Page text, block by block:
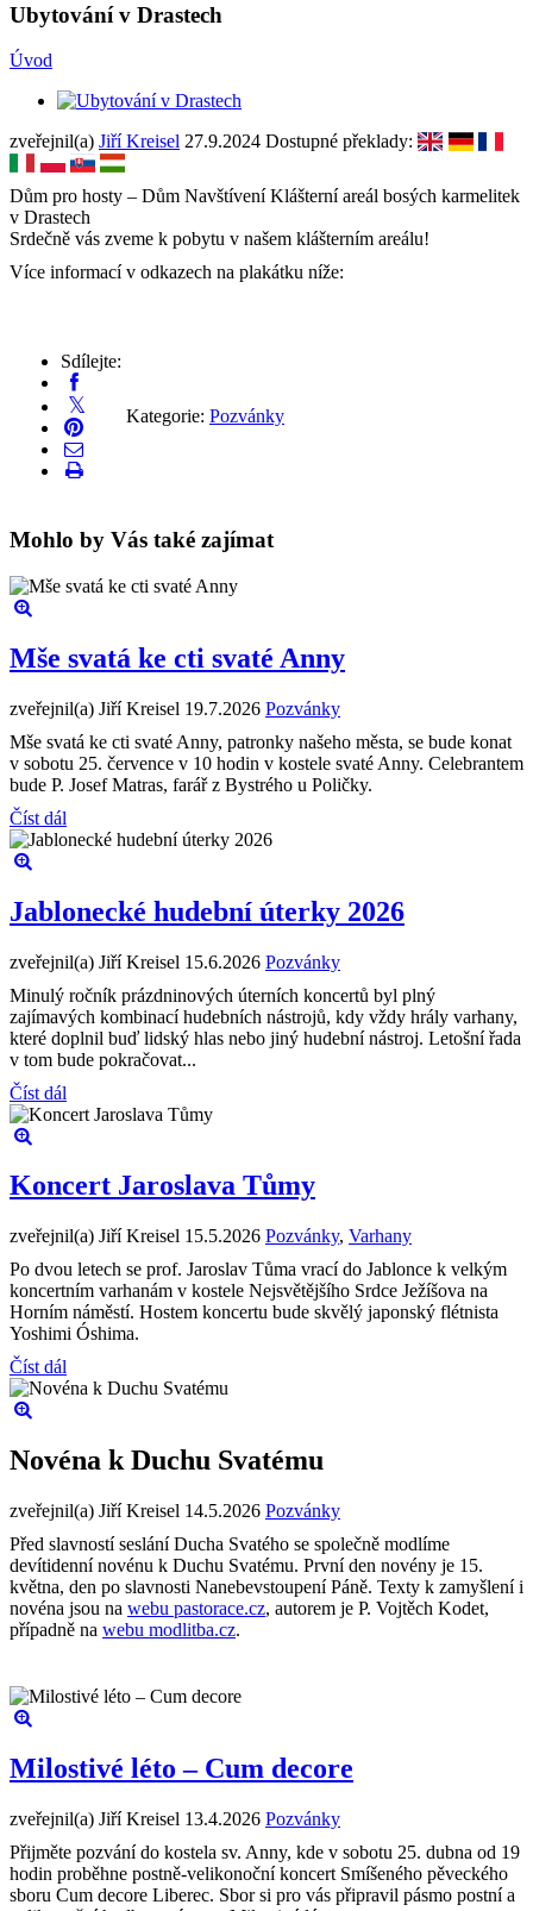
Ubytování v Drastech
Úvod
zveřejnil(a) Jiří Kreisel 27.9.2024 Dostupné překlady:
Dům pro hosty – Dům Navštívení Klášterní areál bosých karmelitek
v Drastech
Srdečně vás zveme k pobytu v našem klášterním areálu!
Více informací v odkazech na plakátku níže:
Sdílejte:
Kategorie: Pozvánky
Mohlo by Vás také zajímat
Mše svatá ke cti svaté Anny
zveřejnil(a) Jiří Kreisel 19.7.2026 Pozvánky
Mše svatá ke cti svaté Anny, patronky našeho města, se bude konat
v sobotu 25. července v 10 hodin v kostele svaté Anny. Celebrantem
bude P. Josef Matras, farář z Bystrého u Poličky.
Číst dál
Jablonecké hudební úterky 2026
zveřejnil(a) Jiří Kreisel 15.6.2026 Pozvánky
Minulý ročník prázdninových úterních koncertů byl plný
zajímavých kombinací hudebních nástrojů, kdy vždy hrály varhany,
které doplnil buď lidský hlas nebo jiný hudební nástroj. Letošní řada
v tom bude pokračovat...
Číst dál
Koncert Jaroslava Tůmy
zveřejnil(a) Jiří Kreisel 15.5.2026 Pozvánky, Varhany
Po dvou letech se prof. Jaroslav Tůma vrací do Jablonce k velkým
koncertním varhanám v kostele Nejsvětějšího Srdce Ježíšova na
Horním náměstí. Hostem koncertu bude skvělý japonský flétnista
Yoshimi Óshima.
Číst dál
Novéna k Duchu Svatému
zveřejnil(a) Jiří Kreisel 14.5.2026 Pozvánky
Před slavností seslání Ducha Svatého se společně modlíme
devítidenní novénu k Duchu Svatému. První den novény je 15.
května, den po slavnosti Nanebevstoupení Páně. Texty k zamyšlení i
novéna jsou na webu pastorace.cz, autorem je P. Vojtěch Kodet,
případně na webu modlitba.cz.
Milostivé léto – Cum decore
zveřejnil(a) Jiří Kreisel 13.4.2026 Pozvánky
Přijměte pozvání do kostela sv. Anny, kde v sobotu 25. dubna od 19
hodin proběhne postně-velikonoční koncert Smíšeného pěveckého
sboru Cum decore Liberec. Sbor si pro vás připravil pásmo postní a